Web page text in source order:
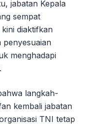
jabatan Kepala
sempat
diaktifkan
penyesuaian
menghadapi
langkah-
kembali jabatan
TNI tetap